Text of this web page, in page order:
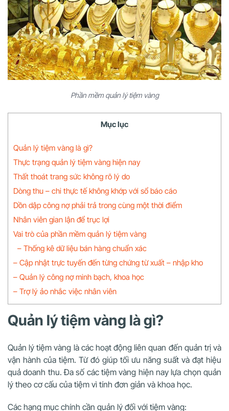
Phần mềm quản lý tiệm vàng
Mục lục
Quản lý tiệm vàng là gì?
Thực trạng quản lý tiệm vàng hiện nay
Thất thoát trang sức không rõ lý do
Dòng thu – chi thực tế không khớp với sổ báo cáo
Dồn dập công nợ phải trả trong cùng một thời điểm
Nhân viên gian lận để trục lợi
Vai trò của phần mềm quản lý tiệm vàng
– Thống kê dữ liệu bán hàng chuẩn xác
– Cập nhật trực tuyến đến từng chứng từ xuất – nhập kho
– Quản lý công nợ minh bạch, khoa học
– Trợ lý ảo nhắc việc nhân viên
Quản lý tiệm vàng là gì?
Quản lý tiệm vàng là các hoạt động liên quan đến quản trị và
vận hành của tiệm. Từ đó giúp tối ưu năng suất và đạt hiệu
quả doanh thu. Đa số các tiệm vàng hiện nay lựa chọn quản
lý theo cơ cấu của tiệm vì tính đơn giản và khoa học.
Các hạng mục chính cần quản lý đối với tiệm vàng: